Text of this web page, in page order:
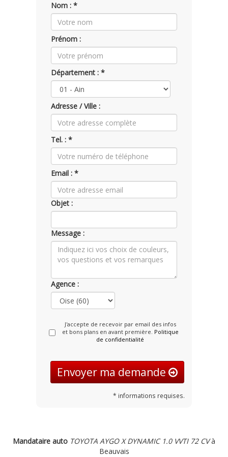
Nom : *
Prénom :
Département : *
Adresse / Ville :
Tel. : *
Email : *
Objet :
Message :
Agence :
J'accepte de recevoir par email des infos
et bons plans en avant première. Politique
de confidentialité
Envoyer ma demande
* informations requises.
Mandataire auto TOYOTA AYGO X DYNAMIC 1.0 VVTI 72 CVà
Beauvais